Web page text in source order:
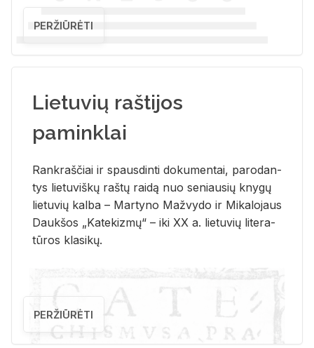
PERŽIŪRĖTI
Lietuvių raštijos
paminklai
Rank­raš­čiai ir spaus­din­ti do­ku­men­tai, pa­ro­dan­
tys lie­tu­viš­kų raš­tų rai­dą nuo se­niau­sių kny­gų
lie­tu­vių kal­ba – Mar­ty­no Ma­žvy­do ir Mi­ka­lo­jaus
Dauk­šos „Ka­te­kiz­mų“ – iki XX a. lie­tu­vių li­te­ra­
tū­ros kla­si­kų.
PERŽIŪRĖTI